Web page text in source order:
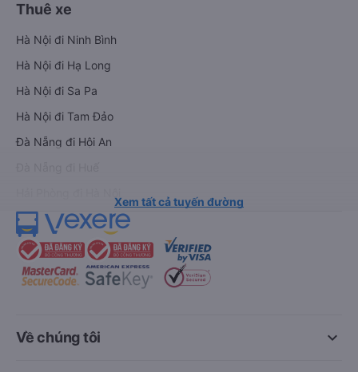
Thuê xe
Hà Nội đi Ninh Bình
Hà Nội đi Hạ Long
Hà Nội đi Sa Pa
Hà Nội đi Tam Đảo
Đà Nẵng đi Hội An
Xem tất cả tuyến đường
keyboard_arrow_down
Về chúng tôi